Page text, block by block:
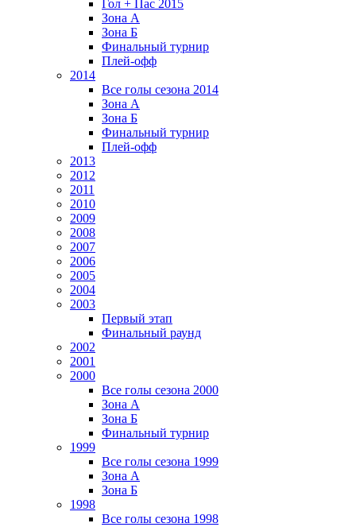
Гол + Пас 2015
Зона А
Зона Б
Финальный турнир
Плей-офф
2014
Все голы сезона 2014
Зона А
Зона Б
Финальный турнир
Плей-офф
2013
2012
2011
2010
2009
2008
2007
2006
2005
2004
2003
Первый этап
Финальный раунд
2002
2001
2000
Все голы сезона 2000
Зона А
Зона Б
Финальный турнир
1999
Все голы сезона 1999
Зона А
Зона Б
1998
Все голы сезона 1998